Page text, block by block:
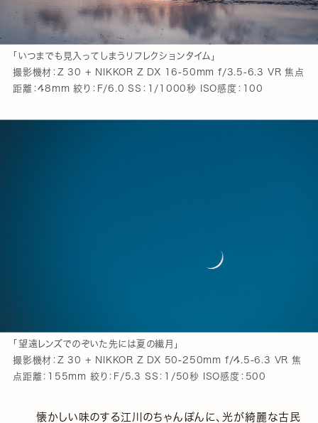
「いつまでも見入ってしまうリフレクションタイム」
撮影機材：Z 30 + NIKKOR Z DX 16-50mm f/3.5-6.3 VR 焦点
距離：48mm 絞り：F/6.0 SS：1/1000秒 ISO感度：100
「望遠レンズでのぞいた先には夏の繊月」
撮影機材：Z 30 + NIKKOR Z DX 50-250mm f/4.5-6.3 VR 焦
点距離：155mm 絞り：F/5.3 SS：1/50秒 ISO感度：500
懐かしい味のする江川のちゃんぽんに、光が綺麗な古民